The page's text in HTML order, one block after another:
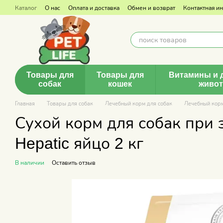
Перейти к основному контенту
Каталог О нас Оплата и доставка Обмен и возврат Контактная
Товары для
собак
Товары для
кошек
Витамины и
Главная Товары для собак Лечебный корм для собак Лечебный
Сухой корм для собак при
Hepatic яйцо 2 кг
В наличии Оставить отзыв